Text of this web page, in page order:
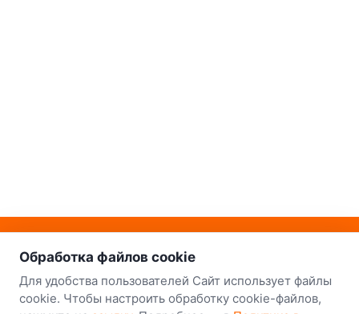
о нас
Наш склад-магазин:
Минск
8-й Путепроводный переулок, 5
Обработка файлов cookie
Для удобства пользователей Сайт использует файлы
cookie. Чтобы настроить обработку cookie-файлов,